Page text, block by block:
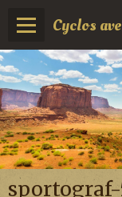
Cyclos
sportograf-